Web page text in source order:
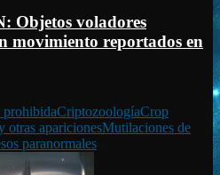
Objetos voladores
movimiento reportados en
CriptozoologíaCrop
otras aparicionesMutilaciones de
paranormales